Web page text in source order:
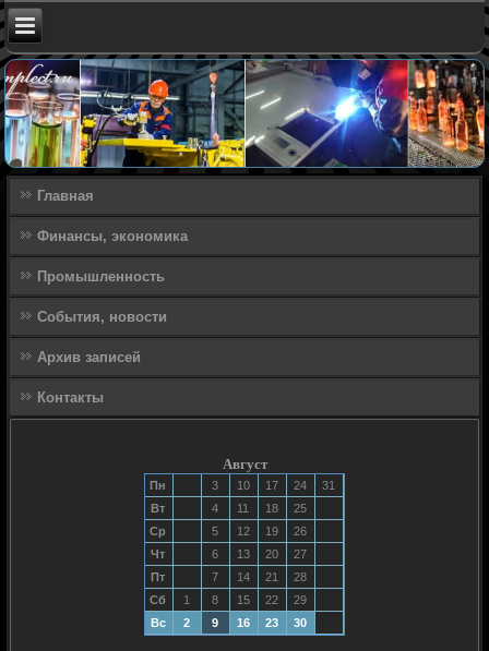
Главная
Финансы, экономика
Промышленность
События, новости
Архив записей
Контакты
Август
Пн 3 10 17 24
31
Вт
4 11 18
25
Ср
5 12 19
26
Чт
6 13 20
27
Пт
7 14 21
28
Сб
1 8 15 22
29
Вс
2 9 16 23 30